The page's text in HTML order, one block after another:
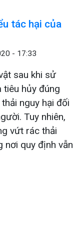
tác hại của
- 17:33
sau khi sử
tiêu hủy đúng
nguy hại đối
Tuy nhiên,
vứt rác thải
nơi quy định vẫn